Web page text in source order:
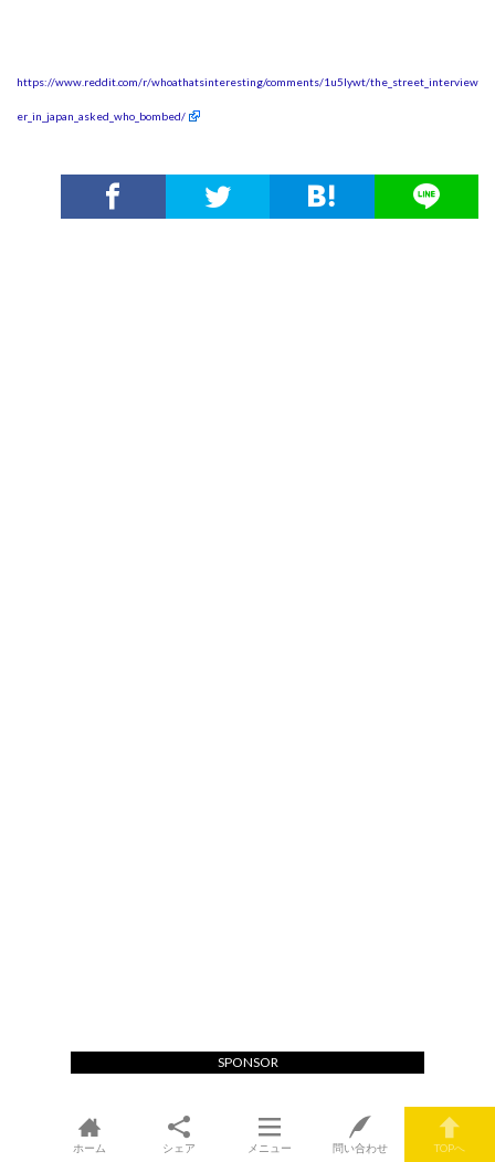
https://www.reddit.com/r/whoathatsinteresting/comments/1u5lywt/the_street_interview
er_in_japan_asked_who_bombed/
SPONSOR
ホーム シェア メニュー 問い合わせ TOPへ